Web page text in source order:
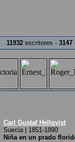
11932 escritores - 3147
Carl Gustaf Hellqvist
Suecia | 1851-1890
Niña en un prado